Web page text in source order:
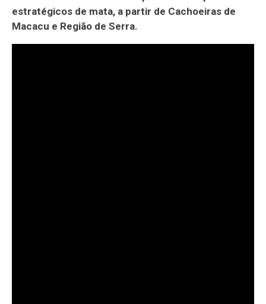
estratégicos de mata, a partir de Cachoeiras de
Macacu e Região de Serra.